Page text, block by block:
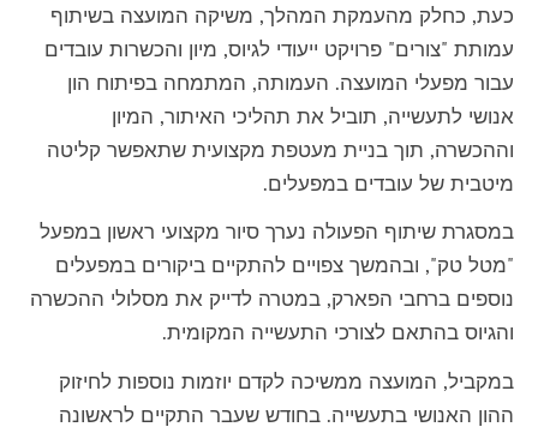
כעת, כחלק מהעמקת המהלך, משיקה המועצה בשיתוף
עמותת "צורים" פרויקט ייעודי לגיוס, מיון והכשרות עובדים
עבור מפעלי המועצה. העמותה, המתמחה בפיתוח הון
אנושי לתעשייה, תוביל את תהליכי האיתור, המיון
וההכשרה, תוך בניית מעטפת מקצועית שתאפשר קליטה
מיטבית של עובדים במפעלים.
במסגרת שיתוף הפעולה נערך סיור מקצועי ראשון במפעל
"מטל טק", ובהמשך צפויים להתקיים ביקורים במפעלים
נוספים ברחבי הפארק, במטרה לדייק את מסלולי ההכשרה
והגיוס בהתאם לצורכי התעשייה המקומית.
במקביל, המועצה ממשיכה לקדם יוזמות נוספות לחיזוק
ההון האנושי בתעשייה. בחודש שעבר התקיים לראשונה